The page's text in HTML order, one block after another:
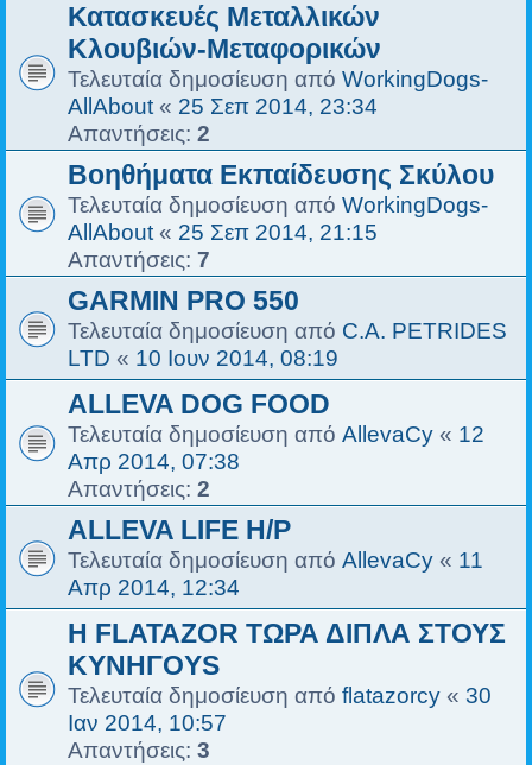
Κατασκευές Μεταλλικών
Κλουβιών-Μεταφορικών
Τελευταία δημοσίευση από WorkingDogs-
AllAbout« 25 Σεπ 2014, 23:34
Απαντήσεις: 2
Βοηθήματα Εκπαίδευσης Σκύλου
Τελευταία δημοσίευση από WorkingDogs-
AllAbout« 25 Σεπ 2014, 21:15
Απαντήσεις: 7
GARMIN PRO 550
Τελευταία δημοσίευση από C.A. PETRIDES
LTD « 10 Ιουν 2014, 08:19
ALLEVA DOG FOOD
Τελευταία δημοσίευση από AllevaCy « 12
Απρ 2014, 07:38
Απαντήσεις: 2
ALLEVA LIFE H/P
Τελευταία δημοσίευση από AllevaCy « 11
Απρ 2014, 12:34
H FLATAZOR ΤΩΡΑ ΔΙΠΛΑ ΣΤΟΥΣ
ΚΥΝΗΓΟYS
Τελευταία δημοσίευση από flatazorcy « 30
Ιαν 2014, 10:57
Απαντήσεις: 3